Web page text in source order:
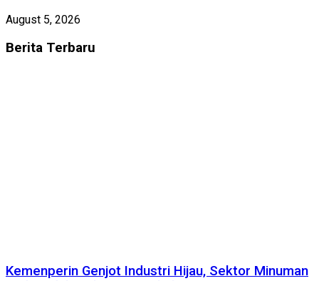
August 5, 2026
Berita Terbaru
Kemenperin Genjot Industri Hijau, Sektor Minuman